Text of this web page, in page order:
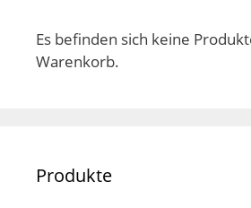
Es befinden sich keine
Warenkorb.
Produkte